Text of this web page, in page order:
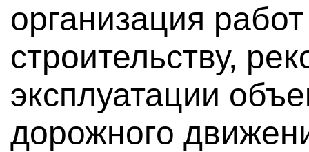
организация
строительству,
эксплуатации
дорожного